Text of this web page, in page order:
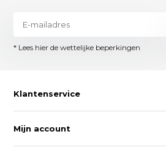
* Lees hier de wettelijke beperkingen
Klantenservice
Mijn account